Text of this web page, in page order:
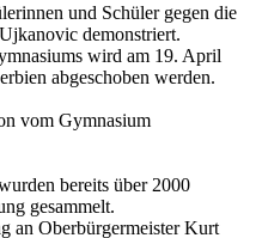
und Schüler gegen die
demonstriert.
wird am 19. April
abgeschoben werden.
vom Gymnasium
bereits über 2000
gesammelt.
an Oberbürgermeister Kurt